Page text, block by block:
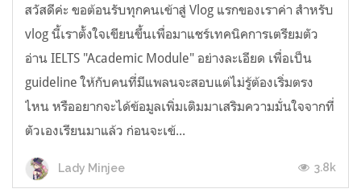
สวัสดีค่ะ ขอต้อนรับทุกคนเข้าสู่ Vlog แรกของเราค่า สำหรับ
vlog นี้เราตั้งใจเขียนขึ้นเพื่อมาแชร์เทคนิคการเตรียมตัว
อ่าน IELTS "Academic Module" อย่างละเอียด เพื่อเป็น
guideline ให้กับคนที่มีแพลนจะสอบแต่ไม่รู้ต้องเริ่มตรง
ไหน หรืออยากจะได้ข้อมูลเพิ่มเติมมาเสริมความมั่นใจจากที่
ตัวเองเรียนมาแล้ว ก่อนจะเข้...
Lady Minjee 3.8k